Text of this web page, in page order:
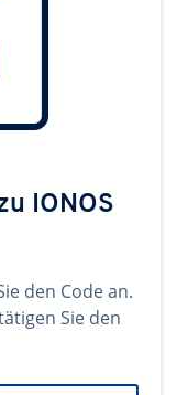
IONOS
den Code an.
Sie den